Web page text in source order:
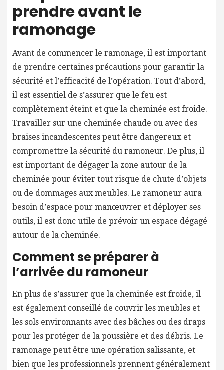
prendre avant le
ramonage
Avant de commencer le ramonage, il est important
de prendre certaines précautions pour garantir la
sécurité et l’efficacité de l’opération. Tout d’abord,
il est essentiel de s’assurer que le feu est
complètement éteint et que la cheminée est froide.
Travailler sur une cheminée chaude ou avec des
braises incandescentes peut être dangereux et
compromettre la sécurité du ramoneur. De plus, il
est important de dégager la zone autour de la
cheminée pour éviter tout risque de chute d’objets
ou de dommages aux meubles. Le ramoneur aura
besoin d’espace pour manœuvrer et déployer ses
outils, il est donc utile de prévoir un espace dégagé
autour de la cheminée.
Comment se préparer à
l’arrivée du ramoneur
En plus de s’assurer que la cheminée est froide, il
est également conseillé de couvrir les meubles et
les sols environnants avec des bâches ou des draps
pour les protéger de la poussière et des débris. Le
ramonage peut être une opération salissante, et
bien que les professionnels prennent généralement